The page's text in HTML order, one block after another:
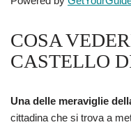
COSA
CASTELLO
Una delle meraviglie
cittadina che si trova a